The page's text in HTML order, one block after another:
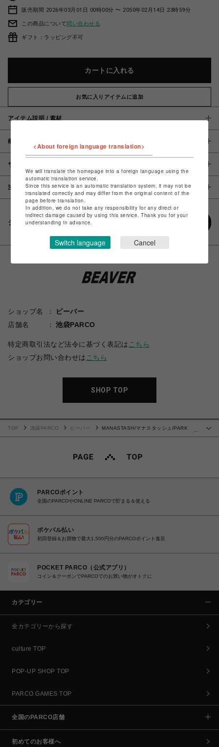
販売期間 2026年03月01日 00時00分 〜 2050年02月14日 23時59分
この商品について問い合わせる
ギフト：ラッピング不可
カートに入れる
お気に入りアイテムに追加
アイテム説明 / 素材
概要
サイズ
注意事項
シェアする
ショップ名
ビーバー
店舗名
池袋PARCO
特定商取引法など法令に基づく表記は こちら
ショップお問い合わせは こちら
SHOP TOP
TOP 池袋PARCO ビーバー
MANASTASH/マナスタッシュ/PARK
PARCOポイント
全国のPARCOやONLINE PARCOで貯まる＆使える
ポケパル払い
初回登録＆お買物で最大1,500円分のPARCOポイント進呈
POCKET PARCO（公式アプリ）
コイン＆クーポンでPARCOでのお買い物がオトクに
カテゴリー
全カテゴリーから探す
culture TOP
POP-UP SHOP TOP
PARCO GAMES TOP
全国のPARCO店舗
初めてのお客様へ
<About foreign language translation>
We will translate the homepage into a foreign language using the
automatic translation service.
Since this service is an automatic translation system, it may not be
translated correctly and may differ from the original content of the
page before translation.
In addition, we do not take any responsibility for any direct or
indirect damage caused by using this service. Thank you for your
understanding in advance.
Switch language Cancel